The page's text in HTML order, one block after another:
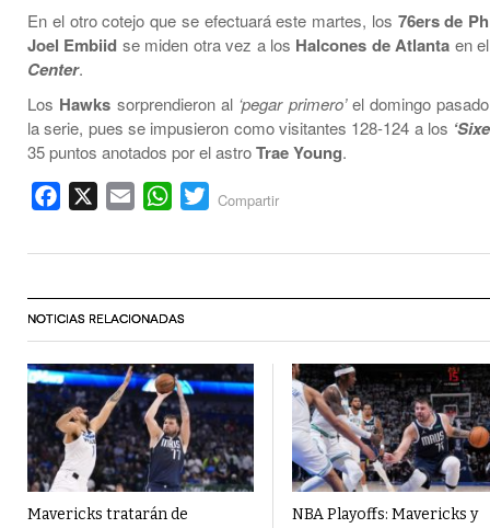
En el otro cotejo que se efectuará este martes, los 76ers de
Joel Embiid se miden otra vez a los Halcones de Atlanta en
Center.
Los Hawks sorprendieron al ‘pegar primero’el domingo
la serie, pues se impusieron como visitantes 128-124 a los
35 puntos anotados por el astroTrae Young.
Facebook Email WhatsApp
Twitter
Compartir
NOTICIAS RELACIONADAS
Mavericks tratarán de
NBA Playoffs: Mavericks y